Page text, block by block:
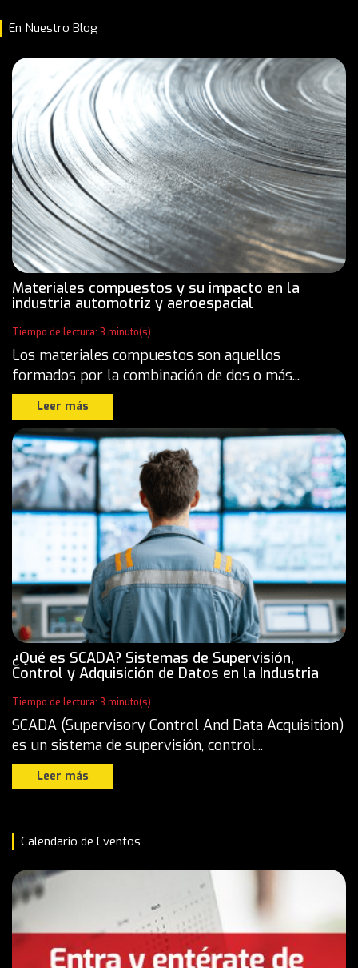
En Nuestro Blog
Materiales compuestos y su impacto en la
industria automotriz y aeroespacial
Tiempo de lectura: 3 minuto(s)
Los materiales compuestos son aquellos
formados por la combinación de dos o más...
Leer más
¿Qué es SCADA? Sistemas de Supervisión,
Control y Adquisición de Datos en la Industria
Tiempo de lectura: 3 minuto(s)
SCADA (Supervisory Control And Data Acquisition)
es un sistema de supervisión, control...
Leer más
Calendario de Eventos